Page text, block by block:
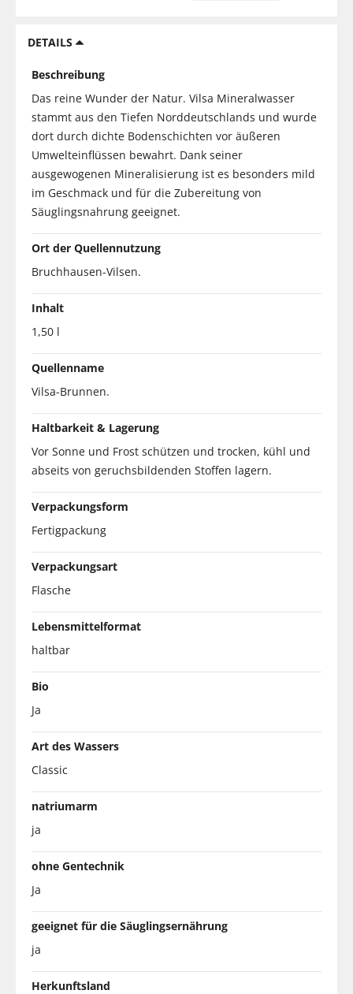
DETAILS
Beschreibung
Das reine Wunder der Natur. Vilsa Mineralwasser
stammt aus den Tiefen Norddeutschlands und wurde
dort durch dichte Bodenschichten vor äußeren
Umwelteinflüssen bewahrt. Dank seiner
ausgewogenen Mineralisierung ist es besonders mild
im Geschmack und für die Zubereitung von
Säuglingsnahrung geeignet.
Ort der Quellennutzung
Bruchhausen-Vilsen.
Inhalt
1,50 l
Quellenname
Vilsa-Brunnen.
Haltbarkeit & Lagerung
Vor Sonne und Frost schützen und trocken, kühl und
abseits von geruchsbildenden Stoffen lagern.
Verpackungsform
Fertigpackung
Verpackungsart
Flasche
Lebensmittelformat
haltbar
Bio
Ja
Art des Wassers
Classic
natriumarm
ja
ohne Gentechnik
Ja
geeignet für die Säuglingsernährung
ja
Herkunftsland